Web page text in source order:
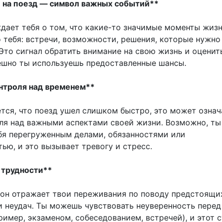
на поезд — символ важных событий**
тебя о том, что какие-то значимые моменты
встречи, возможности, решения, которые нужно
сигнал обратить внимание на свою жизнь и
ты используешь предоставленные шансы.
над временем**
что поезд ушел слишком быстро, это может
над важными аспектами своей жизни. Возможно, ты
перегруженным делами, обязанностями или
и это вызывает тревогу и стресс.
отражает твои переживания по поводу
неудач. Ты можешь чувствовать неуверенность
экзаменом, собеседованием, встречей), и этот